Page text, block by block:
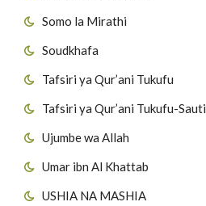
Somo la Mirathi
Soudkhafa
Tafsiri ya Qur’ani Tukufu
Tafsiri ya Qur’ani Tukufu-Sauti
Ujumbe wa Allah
Umar ibn Al Khattab
USHIA NA MASHIA